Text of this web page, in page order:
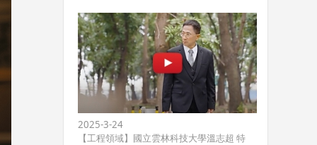
2025-3-24
【工程領域】國立雲林科技大學溫志超 特